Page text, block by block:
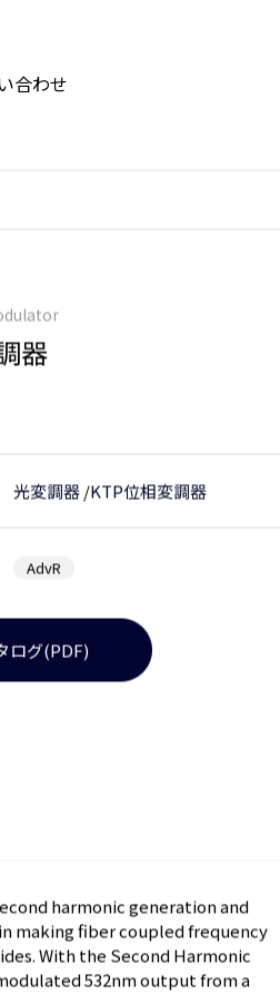
合わせ
器
光変調器/KTP位相変調器
AdvR
ログ(PDF)
harmonic generation and
making fiber coupled frequency
With the Second Harmonic
532nm output from a